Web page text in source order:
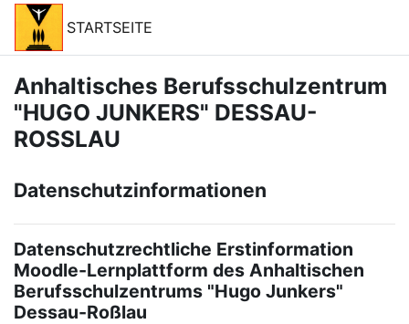
Zum Hauptinhalt
STARTSEITE
Anhaltisches Berufsschulzentrum
"HUGO JUNKERS" DESSAU-
ROSSLAU
Datenschutzinformationen
Datenschutzrechtliche Erstinformation
Moodle-Lernplattform des Anhaltischen
Berufsschulzentrums "Hugo Junkers"
Dessau-Roßlau